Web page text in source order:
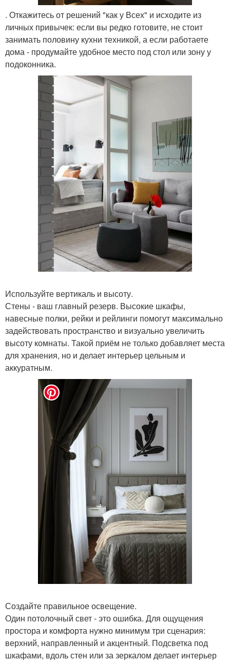
. Откажитесь от решений "как у Всех" и исходите из
личных привычек: если вы редко готовите, не стоит
занимать половину кухни техникой, а если работаете
дома - продумайте удобное место под стол или зону у
подоконника.
Используйте вертикаль и высоту.
Стены - ваш главный резерв. Высокие шкафы,
навесные полки, рейки и рейлинги помогут максимально
задействовать пространство и визуально увеличить
высоту комнаты. Такой приём не только добавляет места
для хранения, но и делает интерьер цельным и
аккуратным.
Создайте правильное освещение.
Один потолочный свет - это ошибка. Для ощущения
простора и комфорта нужно минимум три сценария:
верхний, направленный и акцентный. Подсветка под
шкафами, вдоль стен или за зеркалом делает интерьер